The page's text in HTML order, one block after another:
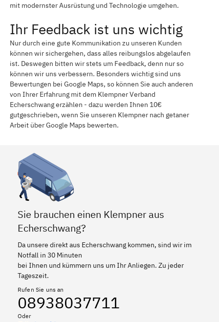
mit modernster Ausrüstung und Technologie umgehen.
Ihr Feedback ist uns wichtig
Nur durch eine gute Kommunikation zu unseren Kunden
können wir sichergehen, dass alles reibungslos abgelaufen
ist. Deswegen bitten wir stets um Feedback, denn nur so
können wir uns verbessern. Besonders wichtig sind uns
Bewertungen bei Google Maps, so können Sie auch anderen
von Ihrer Erfahrung mit dem Klempner Verband
Echerschwang erzählen - dazu werden Ihnen 10€
gutgeschrieben, wenn Sie unseren Klempner nach getaner
Arbeit über Google Maps bewerten.
Sie brauchen einen Klempner aus
Echerschwang?
Da unsere direkt aus Echerschwang kommen, sind wir im
Notfall in 30 Minuten
bei Ihnen und kümmern uns um Ihr Anliegen. Zu jeder
Tageszeit.
Rufen Sie uns an
08938037711
Oder